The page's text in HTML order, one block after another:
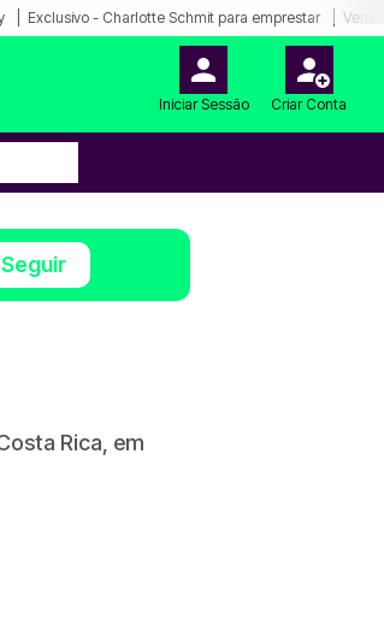
Exclusivo - Charlotte Schmit para emprestar
Iniciar Sessão Criar Conta
Seguir
Rica, em